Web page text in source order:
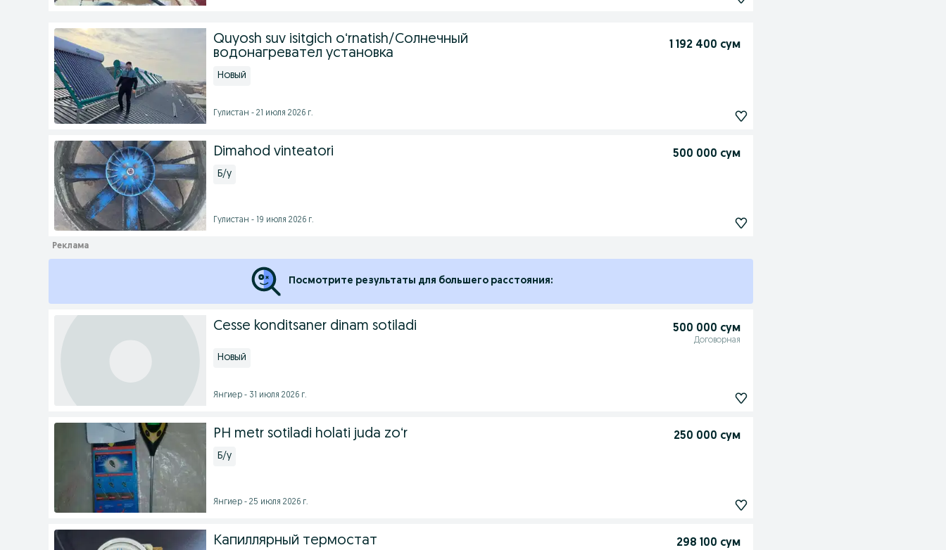
Quyosh suv isitgich oʻrnatish/Солнечный
водонагревател установка
1 192 400 сум
Новый
Гулистан - 21 июля 2026 г.
Dimahod vinteatori 500 000 сум
Б/у
Гулистан - 19 июля 2026 г.
Посмотрите результаты для большего расстояния:
Cesse konditsaner dinam sotiladi 500 000 сум
Договорная
Новый
Янгиер - 31 июля 2026 г.
PH metr sotiladi holati juda zoʻr 250 000 сум
Б/у
Янгиер - 25 июля 2026 г.
Капиллярный термостат 298 100 сум